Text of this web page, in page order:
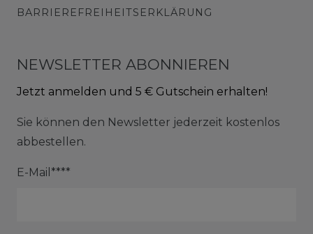
BARRIEREFREIHEITSERKLÄRUNG
NEWSLETTER ABONNIEREN
Jetzt anmelden und 5 € Gutschein erhalten!
Sie können den Newsletter jederzeit kostenlos
abbestellen.
E-Mail****